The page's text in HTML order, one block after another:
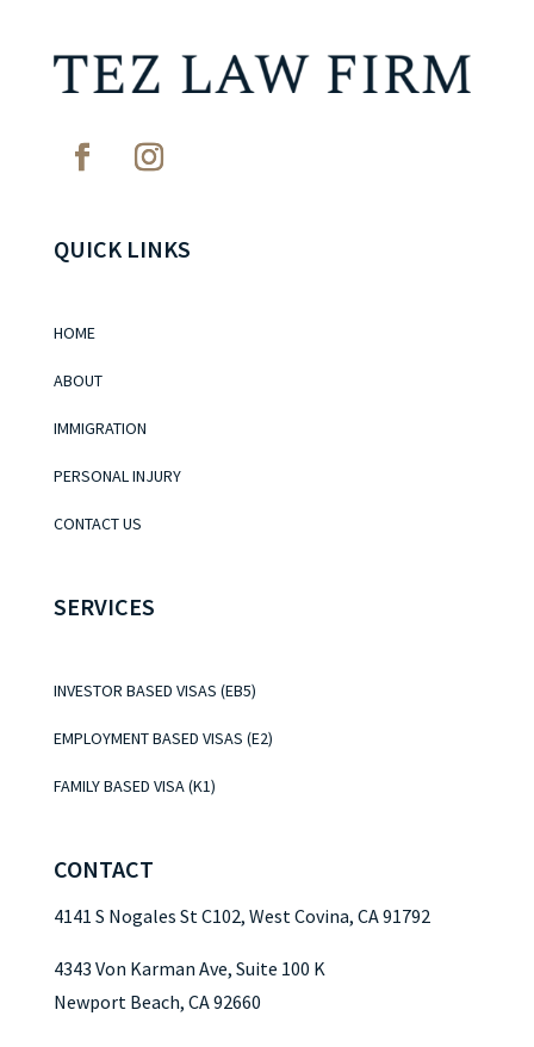
QUICK LINKS
HOME
ABOUT
IMMIGRATION
PERSONAL INJURY
CONTACT US
SERVICES
INVESTOR BASED VISAS (EB5)
EMPLOYMENT BASED VISAS (E2)
FAMILY BASED VISA (K1)
CONTACT
4141 S Nogales St C102, West Covina, CA 91792
4343 Von Karman Ave, Suite 100 K
Newport Beach, CA 92660